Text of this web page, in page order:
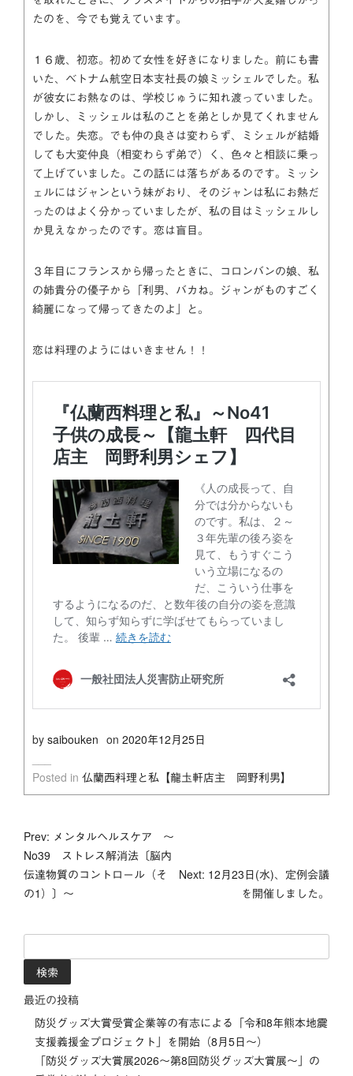
たのを、今でも覚えています。
１６歳、初恋。初めて女性を好きになりました。前にも書
いた、ベトナム航空日本支社長の娘ミッシェルでした。私
が彼女にお熱なのは、学校じゅうに知れ渡っていました。
しかし、ミッシェルは私のことを弟としか見てくれません
でした。失恋。でも仲の良さは変わらず、ミシェルが結婚
しても大変仲良（相変わらず弟で）く、色々と相談に乗っ
て上げていました。この話には落ちがあるのです。ミッシ
ェルにはジャンという妹がおり、そのジャンは私にお熱だ
ったのはよく分かっていましたが、私の目はミッシェルし
か見えなかったのです。恋は盲目。
３年目にフランスから帰ったときに、コロンバンの娘、私
の姉貴分の優子から「利男、バカね。ジャンがものすごく
綺麗になって帰ってきたのよ」と。
恋は料理のようにはいきません！！
by saibouken on 2020年12月25日
Posted in 仏蘭西料理と私【龍圡軒店主 岡野利男】
投
稿
ナ
ビ
ゲ
ー
シ
Prev: メンタルヘルスケア ～
No39 ストレス解消法〔脳内
伝達物質のコントロール（そ
の1）〕～
Next: 12月23日(水)、定例会議
を開催しました。
索:
最近の投稿
防災グッズ大賞受賞企業等の有志による「令和8年熊本地震
支援義援金プロジェクト」を開始（8月5日～）
「防災グッズ⼤賞展2026〜第8回防災グッズ⼤賞展〜」の